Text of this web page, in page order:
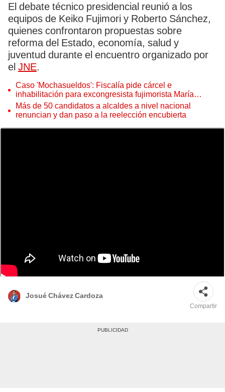
El debate técnico presidencial reunió a los
equipos de Keiko Fujimori y Roberto Sánchez,
quienes confrontaron propuestas sobre
reforma del Estado, economía, salud y
juventud durante el encuentro organizado por
el JNE.
Caso 'Mochasueldos': Fiscalía pide cárcel e
inhabilitación para excongresista fujimorista María
Cordero Jon Tay
Más de 50 candidatos a alcaldes a nivel nacional
renuncian y dan paso a la reelección encubierta
Debate presidencial se realizará a las 8 de la noche en la sede del Jurado
Nacional de Elecciones. Foto: Composición/LR
Josué Chávez Cardoza
Compartir